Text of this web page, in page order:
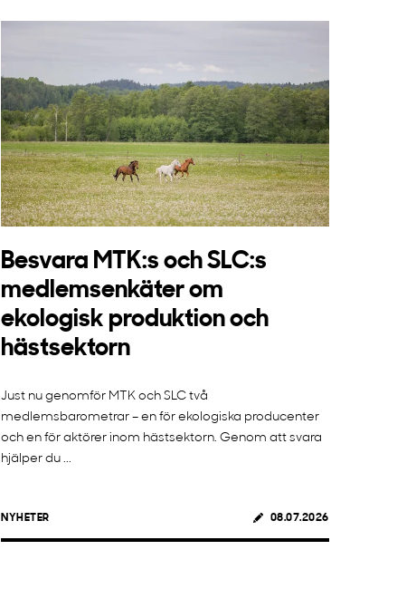
Besvara MTK:s och SLC:s
medlemsenkäter om
ekologisk produktion och
hästsektorn
Just nu genomför MTK och SLC två
medlemsbarometrar – en för ekologiska producenter
och en för aktörer inom hästsektorn. Genom att svara
hjälper du ...
NYHETER 08.07.2026